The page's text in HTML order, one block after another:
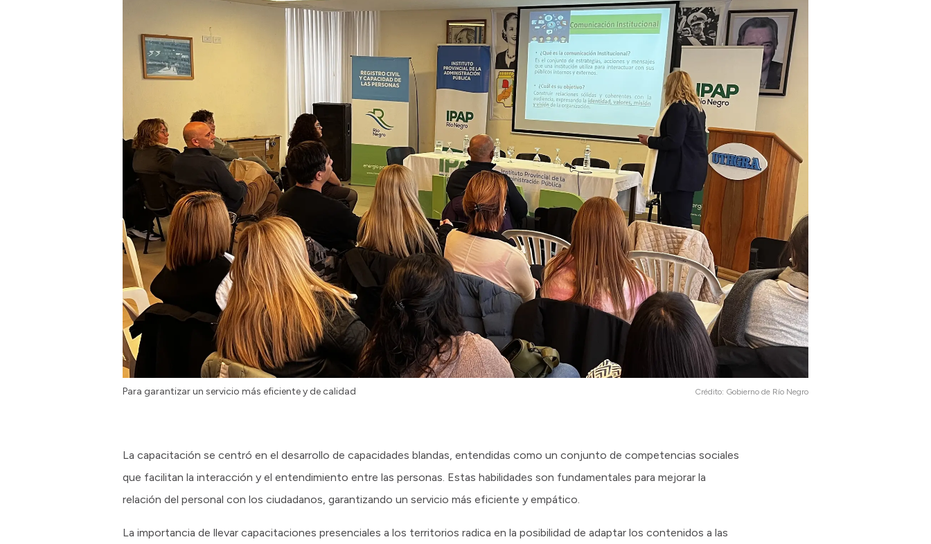
Para garantizar un servicio más eficiente y de calidad Crédito: Gobierno de Río Negro
La capacitación se centró en el desarrollo de capacidades blandas, entendidas como un conjunto de competencias sociales
que facilitan la interacción y el entendimiento entre las personas. Estas habilidades son fundamentales para mejorar la
relación del personal con los ciudadanos, garantizando un servicio más eficiente y empático.
La importancia de llevar capacitaciones presenciales a los territorios radica en la posibilidad de adaptar los contenidos a las